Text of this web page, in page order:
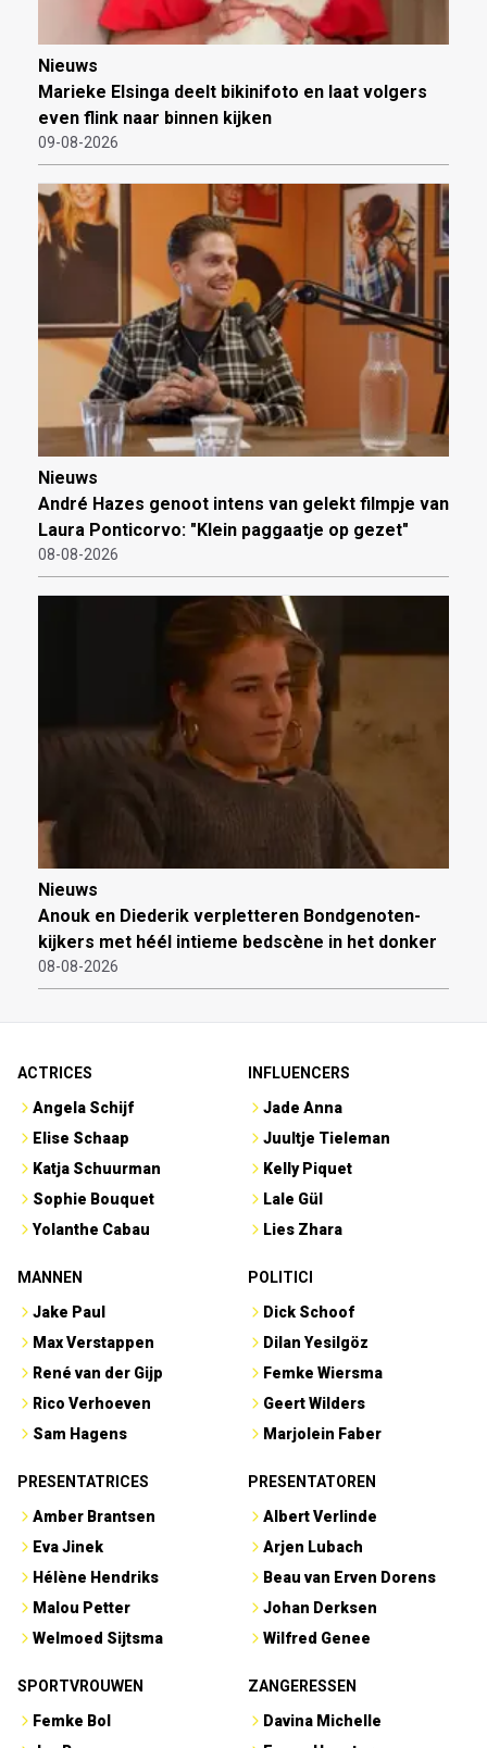
Nieuws
Marieke Elsinga deelt bikinifoto en laat volgers
even flink naar binnen kijken
09-08-2026
Nieuws
André Hazes genoot intens van gelekt filmpje van
Laura Ponticorvo: "Klein paggaatje op gezet"
08-08-2026
Nieuws
Anouk en Diederik verpletteren Bondgenoten-
kijkers met héél intieme bedscène in het donker
08-08-2026
ACTRICES
Angela Schijf
Elise Schaap
Katja Schuurman
Sophie Bouquet
Yolanthe Cabau
INFLUENCERS
Jade Anna
Juultje Tieleman
Kelly Piquet
Lale Gül
Lies Zhara
MANNEN
Jake Paul
Max Verstappen
René van der Gijp
Rico Verhoeven
Sam Hagens
POLITICI
Dick Schoof
Dilan Yesilgöz
Femke Wiersma
Geert Wilders
Marjolein Faber
PRESENTATRICES
Amber Brantsen
Eva Jinek
Hélène Hendriks
Malou Petter
Welmoed Sijtsma
PRESENTATOREN
Albert Verlinde
Arjen Lubach
Beau van Erven Dorens
Johan Derksen
Wilfred Genee
SPORTVROUWEN
Femke Bol
ZANGERESSEN
Davina Michelle